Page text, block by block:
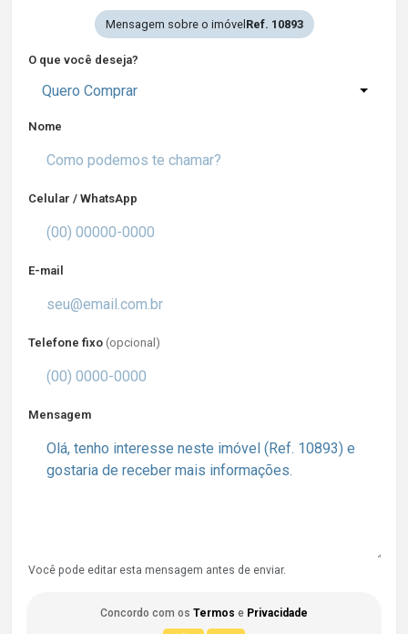
Mensagem sobre o imóvel Ref. 10893
O que você deseja?
Quero Comprar
Nome
Celular / WhatsApp
E-mail
Telefone fixo (opcional)
Mensagem
Você pode editar esta mensagem antes de enviar.
Concordo com os Termos e Privacidade